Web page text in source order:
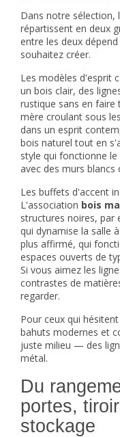
Dans notre sélection,
répartissent en deux
entre les deux
souhaitez créer.
Les modèles d'esprit
un bois clair, des
rustique sans en faire
mère croulant sous
dans un esprit
bois naturel tout en
style qui fonctionne
avec des murs blancs
Les buffets d'accent
L'association bois
structures noires, par
qui dynamise la salle
plus affirmé, qui
espaces ouverts de
Si vous aimez les
contrastes de
regarder.
Pour ceux qui
bahuts modernes et
juste milieu — des
métal.
Du
portes,
stockage